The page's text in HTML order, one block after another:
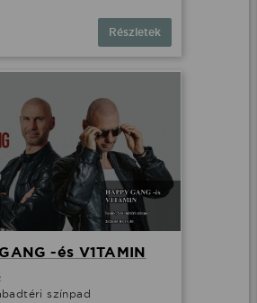
Részletek
-és V1TAMIN
színpad